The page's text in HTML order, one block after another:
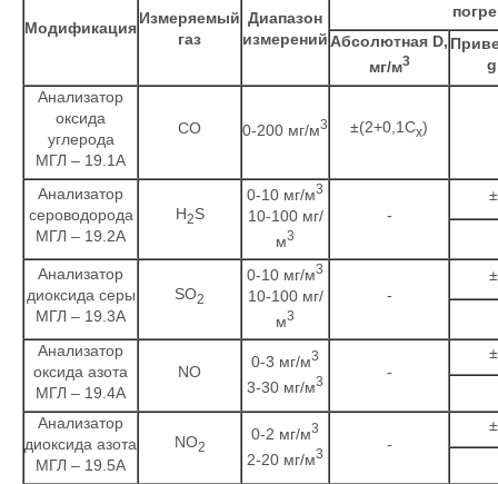
Модификация
Измеряемый
газ
Диапазон
измерений Абсолютная D,
мг/м3
Анализатор
оксида
углерода
МГЛ – 19.1А
CO 0-200 мг/м3 ±(2+0,1Cx)
Анализатор
сероводорода
МГЛ – 19.2А
H2S
0-10 мг/м3
10-100 мг/
м3
-
Анализатор
диоксида серы
МГЛ – 19.3А
SO2
0-10 мг/м3
10-100 мг/
м3
-
Анализатор
оксида азота
МГЛ – 19.4А
NO
0-3 мг/м3
3-30 мг/м3
-
Анализатор
диоксида азота
МГЛ – 19.5А
NO2
0-2 мг/м3
2-20 мг/м3
-